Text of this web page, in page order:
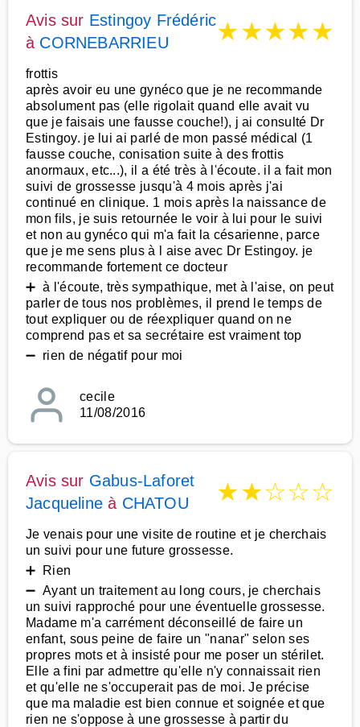
Avis sur Estingoy Frédéric
à CORNEBARRIEU ★★★★★
frottis
après avoir eu une gynéco que je ne recommande
absolument pas (elle rigolait quand elle avait vu
que je faisais une fausse couche!), j ai consulté Dr
Estingoy. je lui ai parlé de mon passé médical (1
fausse couche, conisation suite à des frottis
anormaux, etc...), il a été très à l'écoute. il a fait mon
suivi de grossesse jusqu'à 4 mois après j'ai
continué en clinique. 1 mois après la naissance de
mon fils, je suis retournée le voir à lui pour le suivi
et non au gynéco qui m'a fait la césarienne, parce
que je me sens plus à l aise avec Dr Estingoy. je
recommande fortement ce docteur
➕ à l'écoute, très sympathique, met à l'aise, on peut
parler de tous nos problèmes, il prend le temps de
tout expliquer ou de réexpliquer quand on ne
comprend pas et sa secrétaire est vraiment top
➖ rien de négatif pour moi
cecile
11/08/2016
Avis sur Gabus-Laforet
Jacqueline à CHATOU ★★☆☆☆
Je venais pour une visite de routine et je cherchais
un suivi pour une future grossesse.
➕ Rien
➖ Ayant un traitement au long cours, je cherchais
un suivi rapproché pour une éventuelle grossesse.
Madame m'a carrément déconseillé de faire un
enfant, sous peine de faire un "nanar" selon ses
propres mots et à insisté pour me poser un stérilet.
Elle a fini par admettre qu'elle n'y connaissait rien
et qu'elle ne s'occuperait pas de moi. Je précise
que ma maladie est bien connue et soignée et que
rien ne s'oppose à une grossesse à partir du